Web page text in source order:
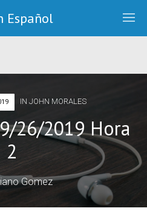
IN JOHN MORALES
26/2019 Hora
2
Gomez